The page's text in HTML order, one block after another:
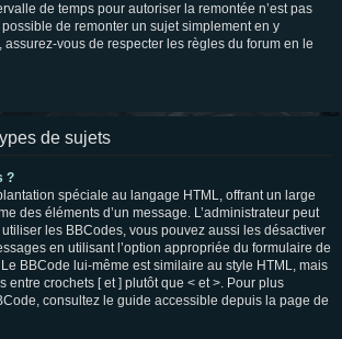
de temps pour autoriser la remontée n’est pas
de remonter un sujet simplement en y
vous de respecter les règles du forum en le
de sujets
?
spéciale au langage HTML, offrant un large
des éléments d’un message. L’administrateur peut
les BBCodes, vous pouvez aussi les désactiver
en utilisant l’option appropriée du formulaire de
BBCode lui-même est similaire au style HTML, mais
entre crochets [ et ] plutôt que < et >. Pour plus
consultez le guide accessible depuis la page de